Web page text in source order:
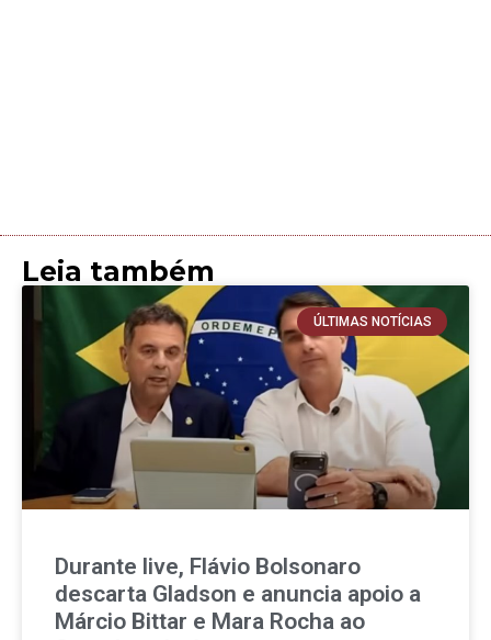
Leia também
ÚLTIMAS NOTÍCIAS
Durante live, Flávio Bolsonaro
descarta Gladson e anuncia apoio a
Márcio Bittar e Mara Rocha ao